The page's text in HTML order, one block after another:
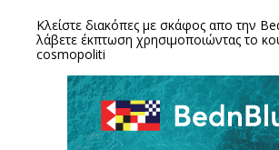
Κλείστε διακόπες με σκάφος απο την
λάβετε έκπτωση χρησιμοποιώντας το
cosmopoliti